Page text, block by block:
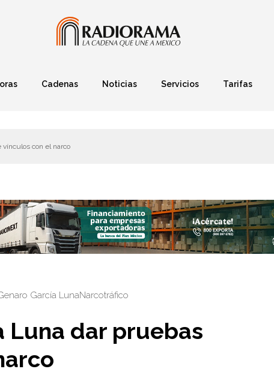
Cadenas Noticias Servicios Tarifas
vínculos con el narco
García LunaNarcotráfico
Luna dar pruebas